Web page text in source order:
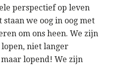
perspectief op leven
we oog in oog met
om ons heen. We zijn
niet langer
lopend! We zijn